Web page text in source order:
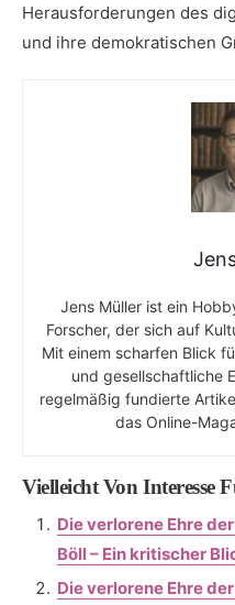
Herausforderungen des
und ihre demokratischen
Jens Müller ist ein
Forscher, der sich auf
Mit einem scharfen Blick
und gesellschaftliche
regelmäßig fundierte
das Online-
Vielleicht Von Interesse
Die verlorene Ehre
Böll – Ein kritischer
Die verlorene Ehre